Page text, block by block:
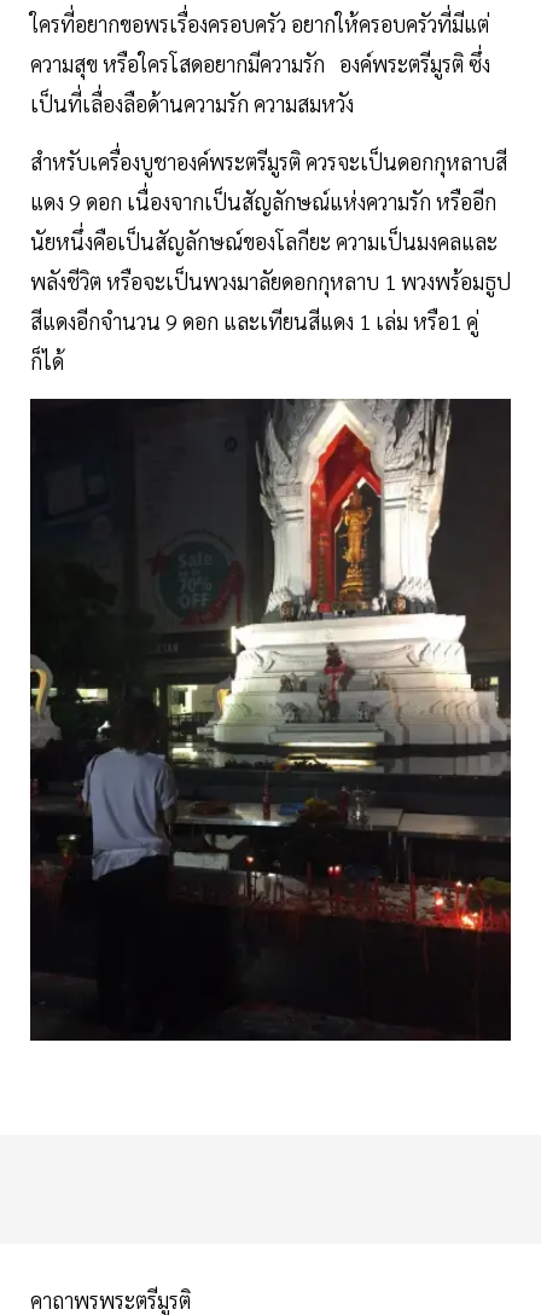
ใครที่อยากขอพรเรื่องครอบครัว อยากให้ครอบครัวที่มีแต่
ความสุข หรือใครโสดอยากมีความรัก องค์พระตรีมูรติ ซึ่ง
เป็นที่เลื่องลือด้านความรัก ความสมหวัง
สำหรับเครื่องบูชาองค์พระตรีมูรติ ควรจะเป็นดอกกุหลาบสี
แดง 9 ดอก เนื่องจากเป็นสัญลักษณ์แห่งความรัก หรืออีก
นัยหนึ่งคือเป็นสัญลักษณ์ของโลกียะ ความเป็นมงคลและ
พลังชีวิต หรือจะเป็นพวงมาลัยดอกกุหลาบ 1 พวงพร้อมธูป
สีแดงอีกจำนวน 9 ดอก และเทียนสีแดง 1 เล่ม หรือ1 คู่
ก็ได้
คาถาพรพระตรีมูรติ